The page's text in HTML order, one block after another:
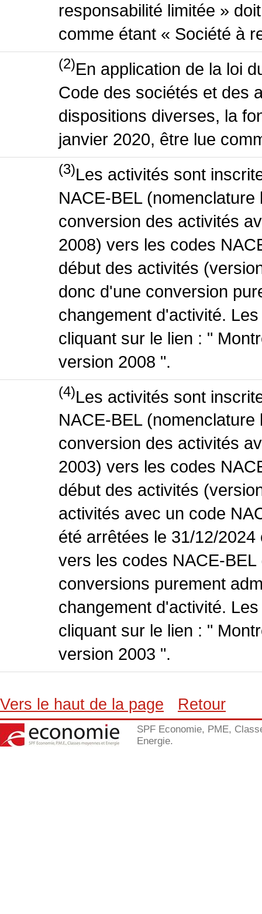
responsabilité limitée »
comme étant « Société à
(2)En application de la loi
Code des sociétés et des
dispositions diverses, la
janvier 2020, être lue
(3)Les activités sont
NACE-BEL
conversion des activités
2008) vers les codes
début des activités
donc d'une conversion
changement d'activité.
cliquant sur le lien : "
version 2008 ".
(4)Les activités sont
NACE-BEL
conversion des activités
2003) vers les codes
début des activités
activités avec un code
été arrêtées le 31/12/
vers les codes NACE-
conversions purement
changement d'activité.
cliquant sur le lien : "
version 2003 ".
Vers le haut de la page Retour
SPF Economie, PME,
Energie.